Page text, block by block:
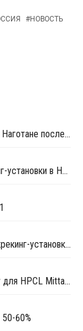
#НОВОСТЬ
RIL возобновила работу крекинг-установки в Наготане после ремонта
RIL до 4 сентября возобновит работу крекинг-установки в Наготане после ремонта
Haldia Petchem начала плановый ремонт на крекинг-установке в Халдии
CB&I спроектирует новую крекинг-установку для HPCL Mittal Energy в Индии
50-60%